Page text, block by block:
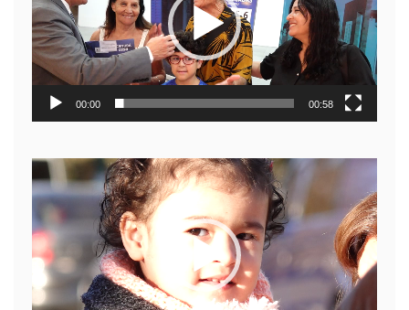
00:00 00:58
Reproductor
de
video